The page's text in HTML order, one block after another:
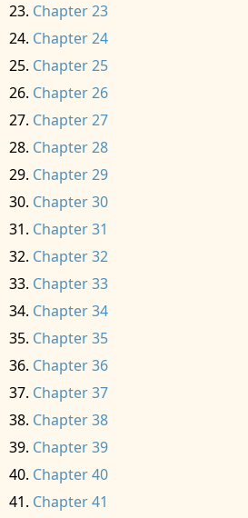
Chapter 23
Chapter 24
Chapter 25
Chapter 26
Chapter 27
Chapter 28
Chapter 29
Chapter 30
Chapter 31
Chapter 32
Chapter 33
Chapter 34
Chapter 35
Chapter 36
Chapter 37
Chapter 38
Chapter 39
Chapter 40
Chapter 41